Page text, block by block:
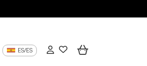
ES/ES